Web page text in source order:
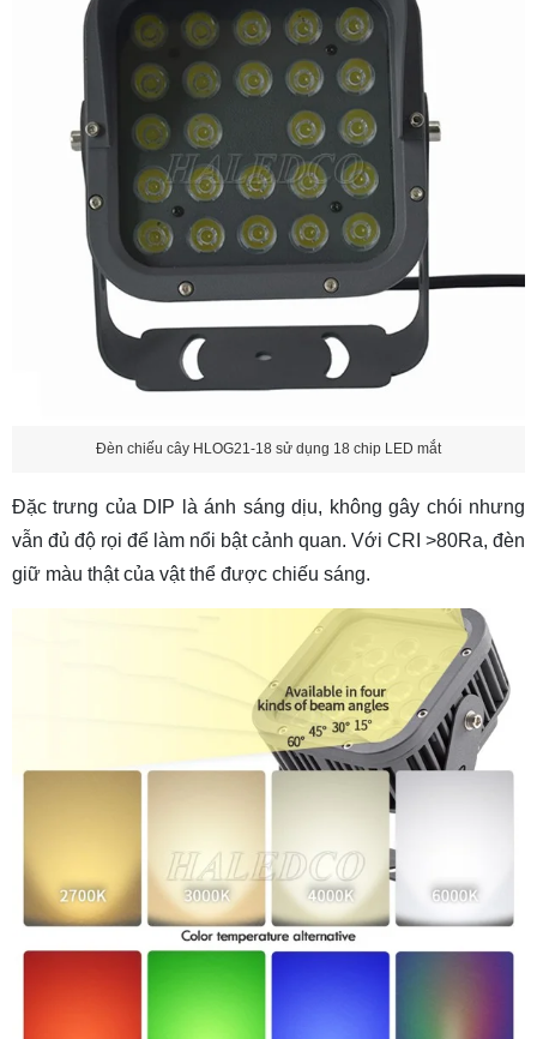
Đèn chiếu cây HLOG21-18 sử dụng 18 chip LED mắt
Đặc trưng của DIP là ánh sáng dịu, không gây chói nhưng
vẫn đủ độ rọi để làm nổi bật cảnh quan. Với CRI >80Ra, đèn
giữ màu thật của vật thể được chiếu sáng.